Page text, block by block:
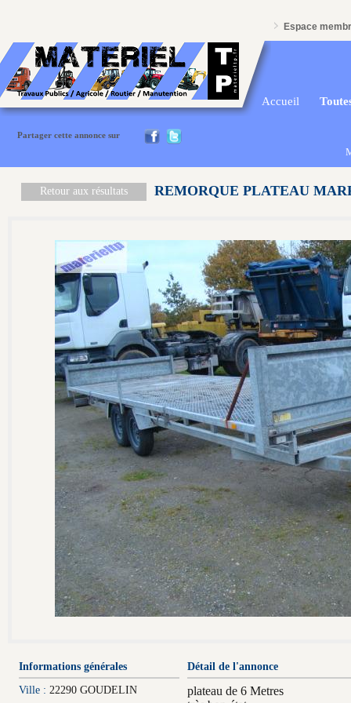
Espace
Accueil
Partager cette annonce sur
Retour aux résultats REMORQUE PLATEAU
Informations générales
Ville : 22290 GOUDELIN
Détail de l'annonce
plateau de 6 Metres